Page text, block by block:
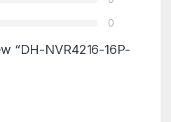
0
“DH-NVR4216-16P-